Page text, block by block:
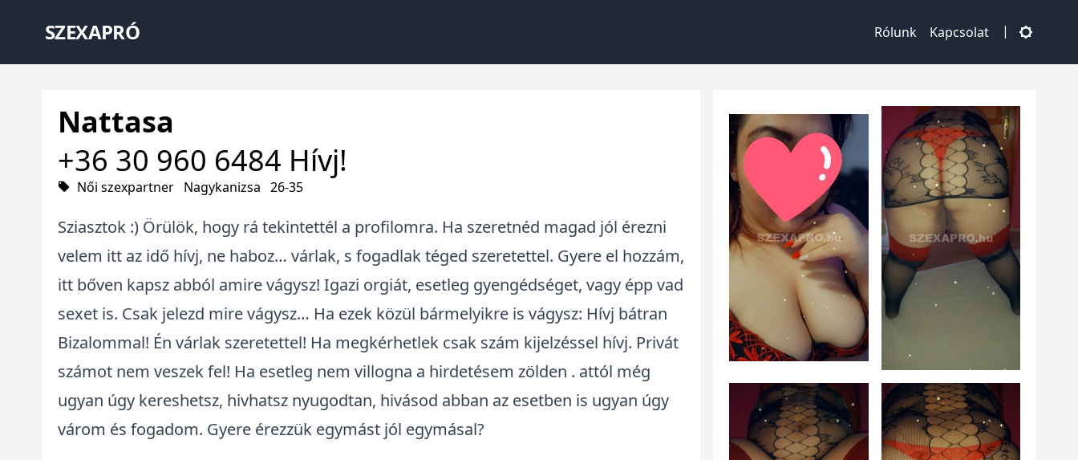
SZEXAPRÓ Rólunk Kapcsolat |
Nattasa
+36 30 960 6484 Hívj!
Női szexpartner Nagykanizsa 26-35
Sziasztok :) Örülök, hogy rá tekintettél a profilomra. Ha szeretnéd magad jól érezni
velem itt az idő hívj, ne haboz… várlak, s fogadlak téged szeretettel. Gyere el hozzám,
itt bőven kapsz abból amire vágysz! Igazi orgiát, esetleg gyengédséget, vagy épp vad
sexet is. Csak jelezd mire vágysz… Ha ezek közül bármelyikre is vágysz: Hívj bátran
Bizalommal! Én várlak szeretettel! Ha megkérhetlek csak szám kijelzéssel hívj. Privát
számot nem veszek fel! Ha esetleg nem villogna a hirdetésem zölden . attól még
ugyan úgy kereshetsz, hivhatsz nyugodtan, hivásod abban az esetben is ugyan úgy
várom és fogadom. Gyere érezzük egymást jól egymásal?